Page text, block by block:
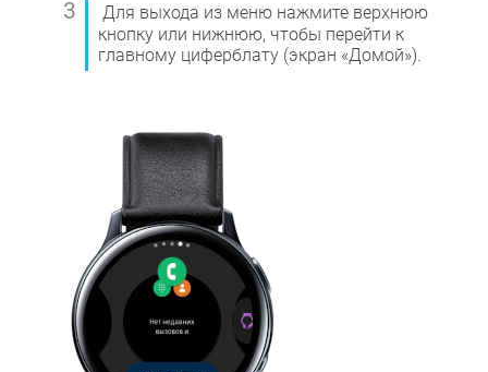
Для выхода из меню нажмите верхнюю
кнопку или нижнюю, чтобы перейти к
главному циферблату (экран «Домой»).